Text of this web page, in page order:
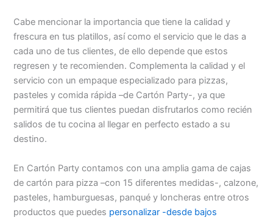
Cabe mencionar la importancia que tiene la calidad y
frescura en tus platillos, así como el servicio que le das a
cada uno de tus clientes, de ello depende que estos
regresen y te recomienden. Complementa la calidad y el
servicio con un empaque especializado para pizzas,
pasteles y comida rápida –de Cartón Party-, ya que
permitirá que tus clientes puedan disfrutarlos como recién
salidos de tu cocina al llegar en perfecto estado a su
destino.
En Cartón Party contamos con una amplia gama de cajas
de cartón para pizza –con 15 diferentes medidas-, calzone,
pasteles, hamburguesas, panqué y loncheras entre otros
productos que puedes personalizar -desde bajos